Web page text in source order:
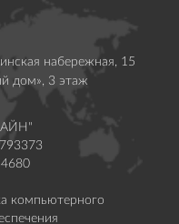
набережная, 15
дом», 3 этаж
компьютерного